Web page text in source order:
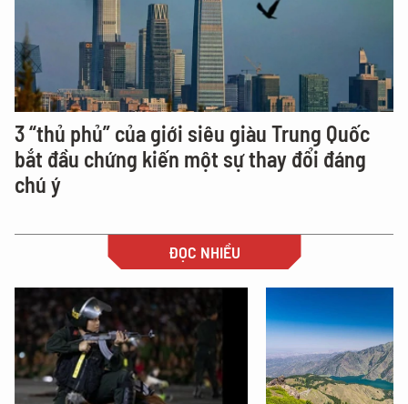
3 “thủ phủ” của giới siêu giàu Trung Quốc
bắt đầu chứng kiến một sự thay đổi đáng
chú ý
ĐỌC NHIỀU